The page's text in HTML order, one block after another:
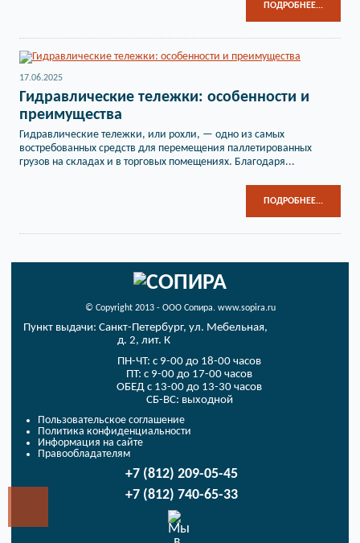
ПОДРОБНЕЕ...
17.06.2025
Гидравлические тележки: особенности и
преимущества
Гидравлические тележки, или рохли, — одно из самых
востребованных средств для перемещения паллетированных
грузов на складах и в торговых помещениях. Благодаря...
ПОДРОБНЕЕ...
© Copyright 2013 - ООО Сопира. www.sopira.ru
Пункт выдачи: Санкт-Петербург, ул. Мебельная,
д. 2, лит. К
ПН-ЧТ: с 9-00 до 18-00 часов
ПТ: с 9-00 до 17-00 часов
ОБЕД с 13-00 до 13-30 часов
СБ-ВС: выходной
Пользовательское соглашение
Политика конфиденциальности
Информация на сайте
Правообладателям
+7 (812) 209-05-45
+7 (812) 740-65-33